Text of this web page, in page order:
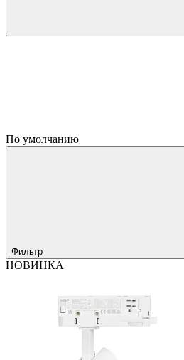
По умолчанию
Фильтр
НОВИНКА